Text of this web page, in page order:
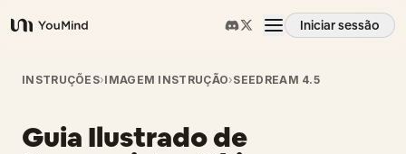
YouMind
Iniciar sessão
Visão geral
Casos de uso
INSTRUÇÕES›IMAGEM INSTRUÇÃO›SEEDREAM 4.5
Guia Ilustrado de